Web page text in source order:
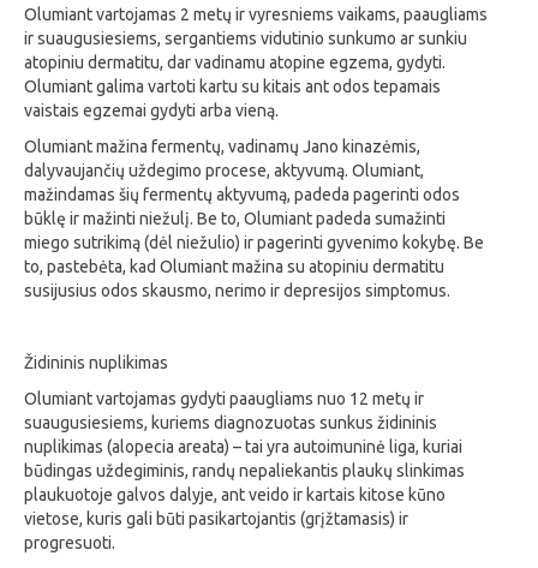
Olumiant vartojamas 2 metų ir vyresniems vaikams, paaugliams
ir suaugusiesiems, sergantiems vidutinio sunkumo ar sunkiu
atopiniu dermatitu, dar vadinamu atopine egzema, gydyti.
Olumiant galima vartoti kartu su kitais ant odos tepamais
vaistais egzemai gydyti arba vieną.
Olumiant mažina fermentų, vadinamų Jano kinazėmis,
dalyvaujančių uždegimo procese, aktyvumą. Olumiant,
mažindamas šių fermentų aktyvumą, padeda pagerinti odos
būklę ir mažinti niežulį. Be to, Olumiant padeda sumažinti
miego sutrikimą (dėl niežulio) ir pagerinti gyvenimo kokybę. Be
to, pastebėta, kad Olumiant mažina su atopiniu dermatitu
susijusius odos skausmo, nerimo ir depresijos simptomus.
Židininis nuplikimas
Olumiant vartojamas gydyti paaugliams nuo 12 metų ir
suaugusiesiems, kuriems diagnozuotas sunkus židininis
nuplikimas (alopecia areata) – tai yra autoimuninė liga, kuriai
būdingas uždegiminis, randų nepaliekantis plaukų slinkimas
plaukuotoje galvos dalyje, ant veido ir kartais kitose kūno
vietose, kuris gali būti pasikartojantis (grįžtamasis) ir
progresuoti.